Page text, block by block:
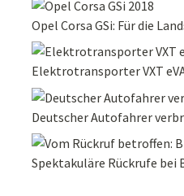
Opel Corsa GSi: Für die
Elektrotransporter VXT
Deutscher Autofahrer
Spektakuläre Rückrufe bei